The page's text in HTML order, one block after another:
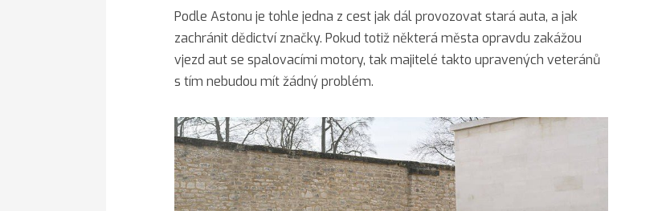
Podle Astonu je tohle jedna z cest jak dál provozovat stará auta, a jak
zachránit dědictví značky. Pokud totiž některá města opravdu zakážou
vjezd aut se spalovacími motory, tak majitelé takto upravených veteránů
s tím nebudou mít žádný problém.